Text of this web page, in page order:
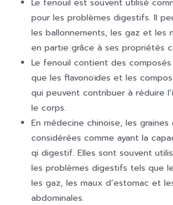
Le fenouil est souvent utilisé
pour les problèmes digestifs. Il
les ballonnements, les gaz et les
en partie grâce à ses propriétés
Le fenouil contient des
que les flavonoïdes et les
qui peuvent contribuer à réduire
le corps.
En médecine chinoise, les
considérées comme ayant la
qi digestif. Elles sont souvent
les problèmes digestifs tels que
les gaz, les maux d’estomac et
abdominales.